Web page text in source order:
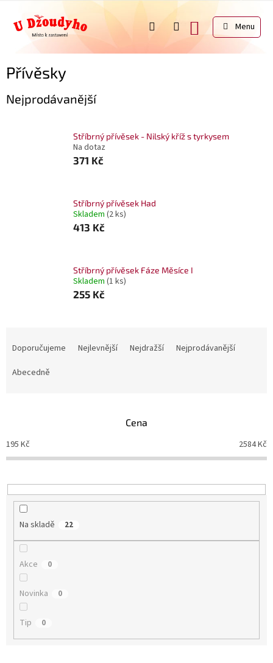
obsah
NÁKUPNÍ
KOŠÍK
Přívěsky
Nejprodávanější
Stříbrný přívěsek - Nilský kříž s tyrkysem
Na dotaz
371 Kč
Stříbrný přívěsek Had
Skladem (2 ks)
413 Kč
Stříbrný přívěsek Fáze Měsíce I
Skladem (1 ks)
255 Kč
o
d
k
t
Doporučujeme Nejlevnější Nejdražší
Nejprodávanější
Abecedně
Cena
195 Kč 2584Kč
Na skladě 22
Akce 0
Novinka 0
Tip 0